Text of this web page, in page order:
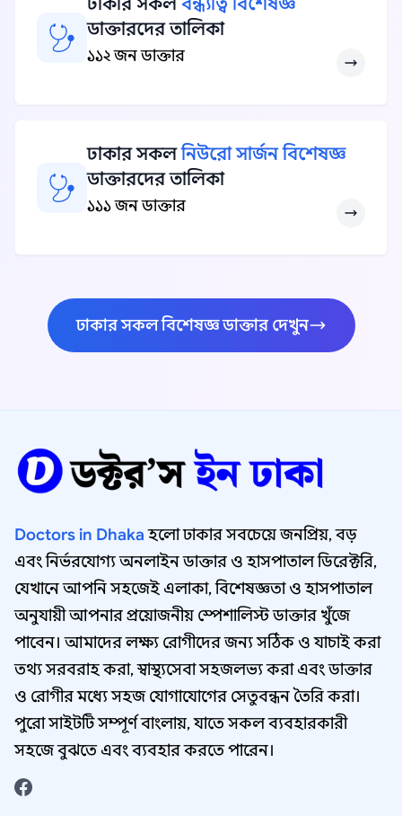
ডাক্তারদের তালিকা
১১২ জন ডাক্তার
ঢাকার সকলনিউরো সার্জন বিশেষজ্ঞ
ডাক্তারদের তালিকা
১১১ জন ডাক্তার
ঢাকার সকল বিশেষজ্ঞ ডাক্তার দেখুন
Doctors in Dhakaহলো ঢাকার সবচেয়ে জনপ্রিয়, বড়
এবং নির্ভরযোগ্য অনলাইন ডাক্তার ও হাসপাতাল ডিরেক্টরি,
যেখানে আপনি সহজেই এলাকা, বিশেষজ্ঞতা ও হাসপাতাল
অনুযায়ী আপনার প্রয়োজনীয় স্পেশালিস্ট ডাক্তার খুঁজে
পাবেন। আমাদের লক্ষ্য রোগীদের জন্য সঠিক ও যাচাই করা
তথ্য সরবরাহ করা, স্বাস্থ্যসেবা সহজলভ্য করা এবং ডাক্তার
ও রোগীর মধ্যে সহজ যোগাযোগের সেতুবন্ধন তৈরি করা।
পুরো সাইটটি সম্পূর্ণ বাংলায়, যাতে সকল ব্যবহারকারী
সহজে বুঝতে এবং ব্যবহার করতে পারেন।